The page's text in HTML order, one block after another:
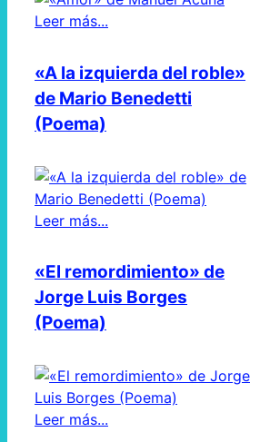
Leer más...
«A la izquierda del roble»
de Mario Benedetti
(Poema)
Leer más...
«El remordimiento» de
Jorge Luis Borges
(Poema)
Leer más...